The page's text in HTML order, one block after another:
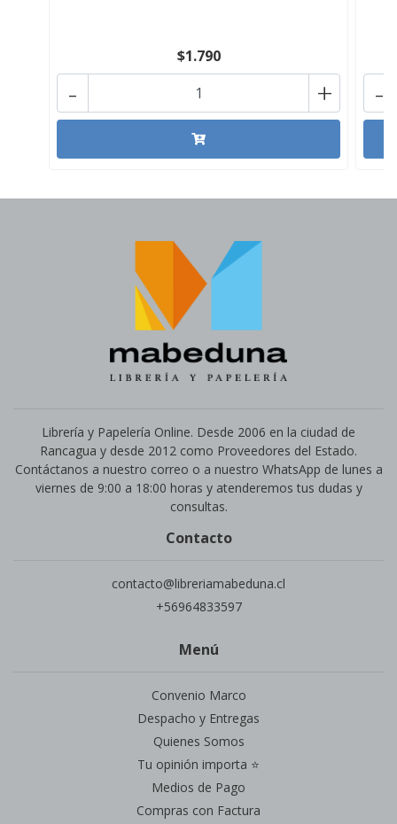
$1.790
+
- -
Librería y Papelería Online. Desde 2006 en la ciudad de
Rancagua y desde 2012 como Proveedores del Estado.
Contáctanos a nuestro correo o a nuestro WhatsApp de lunes a
viernes de 9:00 a 18:00 horas y atenderemos tus dudas y
consultas.
Contacto
contacto@libreriamabeduna.cl
+56964833597
Menú
Convenio Marco
Despacho y Entregas
Quienes Somos
Tu opinión importa ⭐
Medios de Pago
Compras con Factura